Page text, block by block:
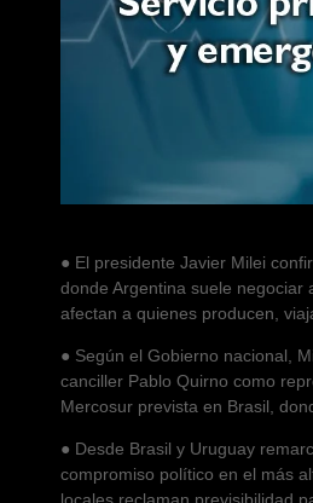
● El presidente Javier Milei
donde Argentina suele
afectan a quienes producen,
● Según el Gobierno nacional,
canciller Pablo Quirno como
Mercosur prevista en Brasil,
● Desde Brasil y Uruguay
compromiso político en el más